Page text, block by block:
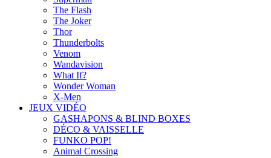
The Flash
The Joker
Thor
Thunderbolts
Venom
Wandavision
What If?
Wonder Woman
X-Men
JEUX VIDÉO
GASHAPONS & BLIND BOXES
DÉCO & VAISSELLE
FUNKO POP!
Animal Crossing